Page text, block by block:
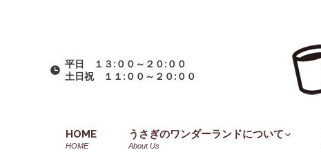
平日 １３:００～２０:００
土日祝 １１:００～２０:００
HOME
HOME
うさぎのワンダーランドについて
About Us